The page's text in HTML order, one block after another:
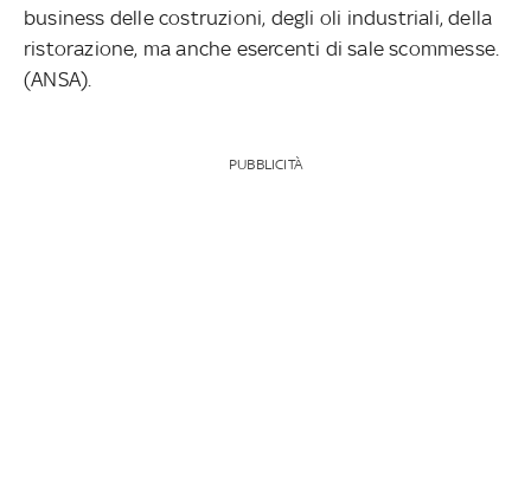
business delle costruzioni, degli oli industriali, della
ristorazione, ma anche esercenti di sale scommesse.
(ANSA).
PUBBLICITÀ